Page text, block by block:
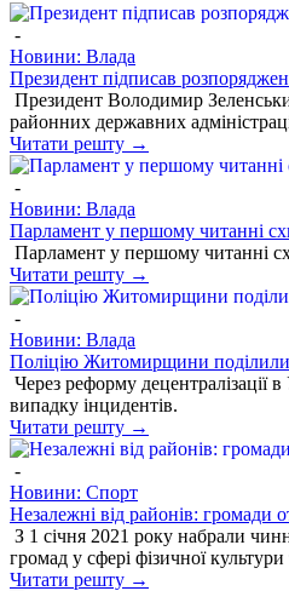
-
Новини: Влада
Президент підписав
Президент Володимир
районних державних
Читати решту →
-
Новини: Влада
Парламент у першому читанні
Парламент у першому читанні
Читати решту →
-
Новини: Влада
Поліцію Житомирщини поділили
Через реформу децентралізації
випадку інцидентів.
Читати решту →
-
Новини: Спорт
Незалежні від районів: громади
З 1 січня 2021 року набрали
громад у сфері фізичної культури
Читати решту →